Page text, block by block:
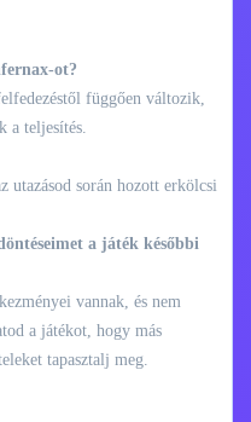
ot?
függően változik,
a teljesítés.
utazásod során hozott erkölcsi
a játék későbbi
vannak, és nem
a játékot, hogy más
tapasztalj meg.